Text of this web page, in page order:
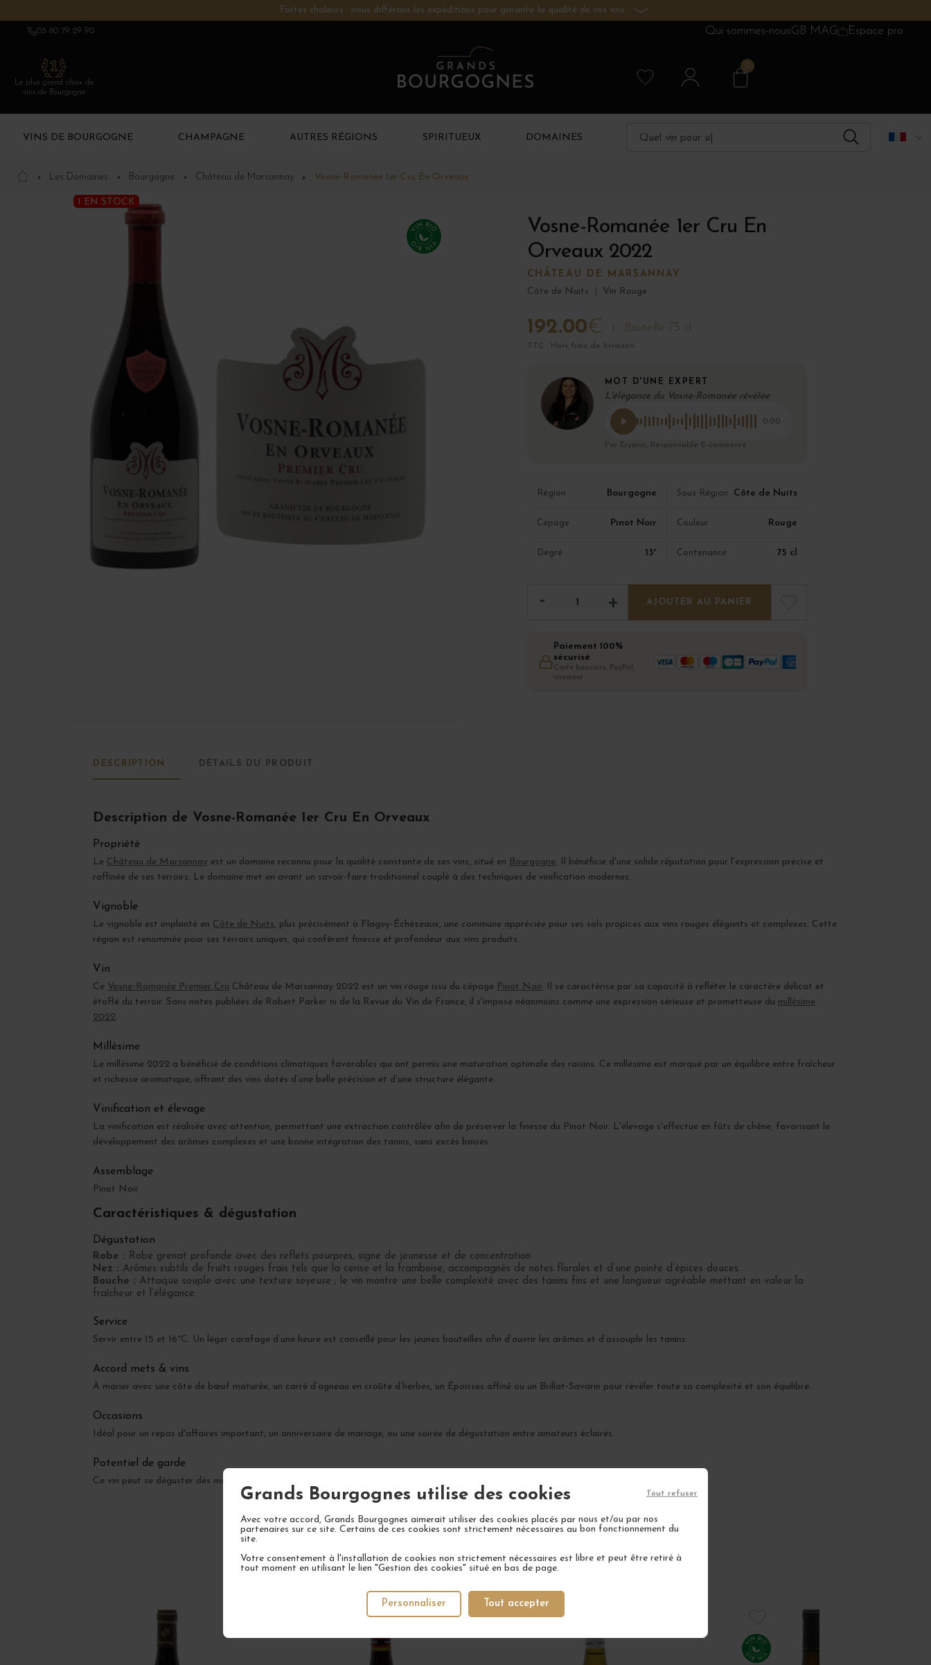
Grands Bourgognes utilise des cookies
Avec votre accord, Grands Bourgognes aimerait utiliser des cookies placés par nous et/ou par nos
partenaires sur ce site. Certains de ces cookies sont strictement nécessaires au bon fonctionnement du
site.
Votre consentement à l'installation de cookies non strictement nécessaires est libre et peut être retiré à
tout moment en utilisant le lien "Gestion des cookies" situé en bas de page.
Tout accepter
Tout refuser
Personnaliser
Fortes chaleurs : nous différons les expéditions pour garantir la qualité de vos vins.
03 80 79 29 90 Qui sommes-nousGB MAG Espace pro
Le plus grand choix de
vins de Bourgogne
0
VINS DE BOURGOGNE CHAMPAGNE AUTRES RÉGIONS SPIRITUEUX DOMAINES
Les Domaines Bourgogne Château de Marsannay Vosne-Romanée 1er Cru En Orveaux
1 EN STOCK
Vosne-Romanée 1er Cru En
Orveaux 2022
CHÂTEAU DE MARSANNAY
Côte de Nuits
Vin Rouge
192.00€ Bouteille 75 cl
TTC · Hors frais de livraison
MOT D'UNE EXPERT
L'élégance du Vosne-Romanée révélée
0:00
Par Eryane, Responsable E-commerce
Région Bourgogne Sous Région Côte de Nuits
Cépage Pinot Noir Couleur Rouge
Degré 13° Contenance 75 cl
AJOUTER AU PANIER
Paiement 100%
sécurisé
Carte bancaire, PayPal,
virement
DESCRIPTION DÉTAILS DU PRODUIT
Description de Vosne-Romanée 1er Cru En Orveaux
Propriété
Le Château de Marsannay est un domaine reconnu pour la qualité constante de ses vins, situé en Bourgogne. Il bénéficie d'une solide réputation pour l'expression précise et
raffinée de ses terroirs. Le domaine met en avant un savoir-faire traditionnel couplé à des techniques de vinification modernes.
Vignoble
Le vignoble est implanté en Côte de Nuits, plus précisément à Flagey-Échézeaux, une commune appréciée pour ses sols propices aux vins rouges élégants et complexes. Cette
région est renommée pour ses terroirs uniques, qui confèrent finesse et profondeur aux vins produits.
Vin
Ce Vosne-Romanée Premier Cru Château de Marsannay 2022 est un vin rouge issu du cépage Pinot Noir. Il se caractérise par sa capacité à refléter le caractère délicat et
étoffé du terroir. Sans notes publiées de Robert Parker ni de la Revue du Vin de France, il s'impose néanmoins comme une expression sérieuse et prometteuse du millésime
2022.
Millésime
Le millésime 2022 a bénéficié de conditions climatiques favorables qui ont permis une maturation optimale des raisins. Ce millésime est marqué par un équilibre entre fraîcheur
et richesse aromatique, offrant des vins dotés d’une belle précision et d’une structure élégante.
Vinification et élevage
La vinification est réalisée avec attention, permettant une extraction contrôlée afin de préserver la finesse du Pinot Noir. L'élevage s'effectue en fûts de chêne, favorisant le
développement des arômes complexes et une bonne intégration des tanins, sans excès boisés.
Assemblage
Pinot Noir
Caractéristiques & dégustation
Dégustation
Robe : Robe grenat profonde avec des reflets pourpres, signe de jeunesse et de concentration.
Nez : Arômes subtils de fruits rouges frais tels que la cerise et la framboise, accompagnés de notes florales et d’une pointe d’épices douces.
Bouche : Attaque souple avec une texture soyeuse ; le vin montre une belle complexité avec des tanins fins et une longueur agréable mettant en valeur la
fraîcheur et l’élégance.
Service
Servir entre 15 et 16°C. Un léger carafage d’une heure est conseillé pour les jeunes bouteilles afin d’ouvrir les arômes et d’assouplir les tanins.
Accord mets & vins
À marier avec une côte de bœuf maturée, un carré d’agneau en croûte d’herbes, un Époisses affiné ou un Brillat-Savarin pour révéler toute sa complexité et son équilibre.
Occasions
Idéal pour un repas d'affaires important, un anniversaire de mariage, ou une soirée de dégustation entre amateurs éclairés.
Potentiel de garde
Ce vin peut se déguster dès maintenant mais gagnera en complexité sur 10 à 15 ans avec une apogée attendue entre 2028 et 2035.